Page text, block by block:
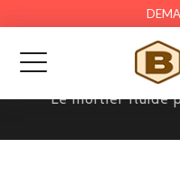
CHAPMIX
Le mortier fluide